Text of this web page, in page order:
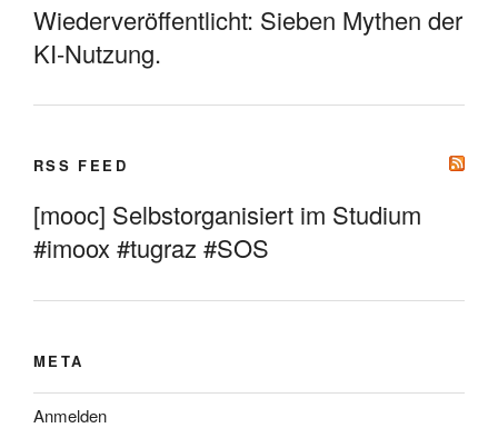
Wiederveröffentlicht: Sieben Mythen der
KI-Nutzung.
RSS FEED
[mooc] Selbstorganisiert im Studium
#imoox #tugraz #SOS
META
Anmelden